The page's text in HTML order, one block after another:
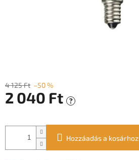
4 125 Ft –50 %
2 040 Ft ?
Hozzáadás a kosárhoz